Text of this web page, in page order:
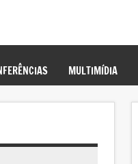
MULTIMÍDIA